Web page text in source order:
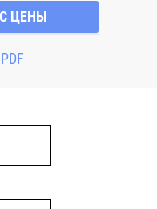
имеют с обеих сторон
нитрильного каучука
вращения. Также
ЦЕНЫ